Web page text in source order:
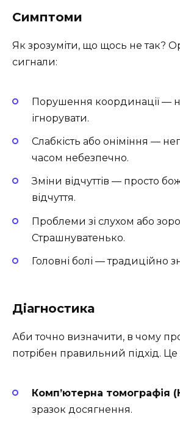
Симптоми
Як зрозуміти, що щось не так?
сигнали:
Порушення координації —
ігнорувати.
Слабкість або оніміння —
часом небезпечно.
Зміни відчуттів — просто
відчуття.
Проблеми зі слухом або
Страшнуватенько.
Головні болі — традиційно
Діагностика
Аби точно визначити, в чому
потрібен правильний підхід. Це
Комп’ютерна томографія
зразок досягнення.